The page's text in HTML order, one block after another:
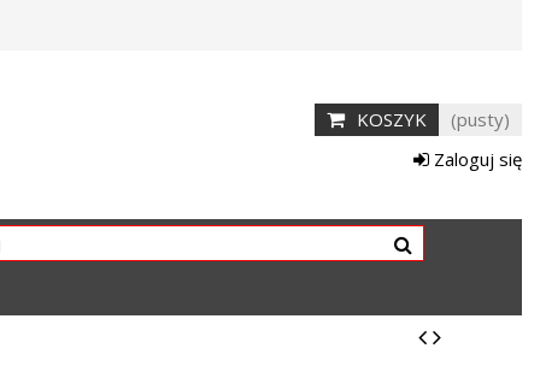
KOSZYK
(pusty)
Zaloguj się